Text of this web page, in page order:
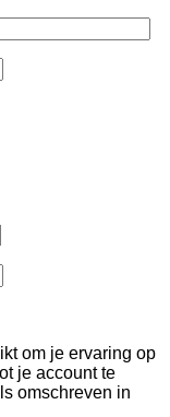
om je ervaring op
je account te
omschreven in